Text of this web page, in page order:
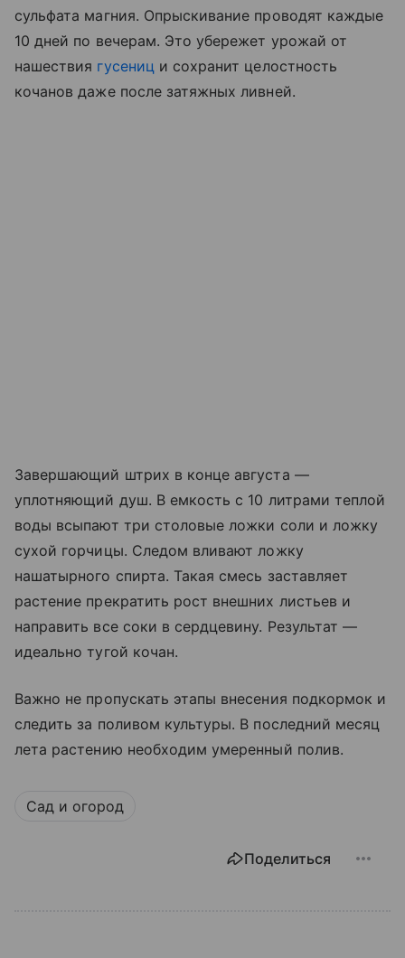
сульфата магния. Опрыскивание проводят каждые
10 дней по вечерам. Это убережет урожай от
нашествия гусениц и сохранит целостность
кочанов даже после затяжных ливней.
Завершающий штрих в конце августа —
уплотняющий душ. В емкость с 10 литрами теплой
воды всыпают три столовые ложки соли и ложку
сухой горчицы. Следом вливают ложку
нашатырного спирта. Такая смесь заставляет
растение прекратить рост внешних листьев и
направить все соки в сердцевину. Результат —
идеально тугой кочан.
Важно не пропускать этапы внесения подкормок и
следить за поливом культуры. В последний месяц
лета растению необходим умеренный полив.
Сад и огород
Поделиться